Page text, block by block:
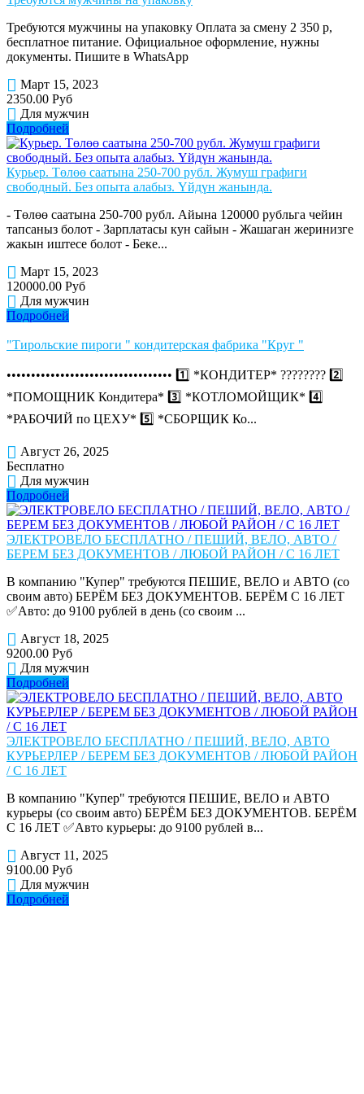
Требуются мужчины на упаковку Оплата за смену 2 350 р,
бесплатное питание. Официальное оформление, нужны
документы. Пишите в WhatsApp
Март 15, 2023
2350.00 Руб
Для мужчин
Подробней
Курьер. Төлөө саатына 250-700 рубл. Жумуш графиги
свободный. Без опыта алабыз. Үйдүн жанында.
- Төлөө саатына 250-700 рубл. Айына 120000 рубльга чейин
тапсаныз болот - Зарплатасы кун сайын - Жашаган жеринизге
жакын иштесе болот - Беке...
Март 15, 2023
120000.00 Руб
Для мужчин
Подробней
"Тирольские пироги " кондитерская фабрика "Круг "
•••••••••••••••••••••••••••••••••• 1️⃣ *КОНДИТЕР* ????‍???? 2️⃣
*ПОМОЩНИК Кондитера* 3️⃣ *КОТЛОМОЙЩИК* 4️⃣
*РАБОЧИЙ по ЦЕХУ* 5️⃣ *СБОРЩИК Ко...
Август 26, 2025
Бесплатно
Для мужчин
Подробней
ЭЛЕКТРОВЕЛО БЕСПЛАТНО / ПЕШИЙ, ВЕЛО, АВТО /
БЕРЕМ БЕЗ ДОКУМЕНТОВ / ЛЮБОЙ РАЙОН / С 16 ЛЕТ
В компанию "Купер" требуются ПЕШИЕ, ВЕЛО и АВТО (со
своим авто) БЕРЁМ БЕЗ ДОКУМЕНТОВ. БЕРЁМ С 16 ЛЕТ
✅Авто: до 9100 рублей в день (со своим ...
Август 18, 2025
9200.00 Руб
Для мужчин
Подробней
ЭЛЕКТРОВЕЛО БЕСПЛАТНО / ПЕШИЙ, ВЕЛО, АВТО
КУРЬЕРЛЕР / БЕРЕМ БЕЗ ДОКУМЕНТОВ / ЛЮБОЙ РАЙОН
/ С 16 ЛЕТ
В компанию "Купер" требуются ПЕШИЕ, ВЕЛО и АВТО
курьеры (со своим авто) БЕРЁМ БЕЗ ДОКУМЕНТОВ. БЕРЁМ
С 16 ЛЕТ ✅Авто курьеры: до 9100 рублей в...
Август 11, 2025
9100.00 Руб
Для мужчин
Подробней